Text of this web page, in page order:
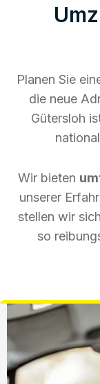
Planen Sie
die neue
Gütersloh
Wir bieten
unserer
stellen wir
so